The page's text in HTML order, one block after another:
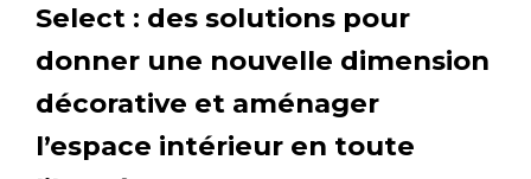
Select : des solutions pour
donner une nouvelle dimension
décorative et aménager
l’espace intérieur en toute